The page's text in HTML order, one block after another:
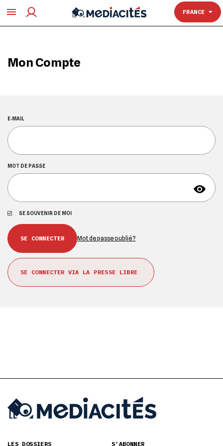
FRANCE
TOULOUSE
Mon Compte
E‑MAIL
MOT DE PASSE
SE SOUVENIR DE MOI
Mot de passe oublié ?
SE CONNECTER VIA LA PRESSE LIBRE
LES DOSSIERS S’ABONNER